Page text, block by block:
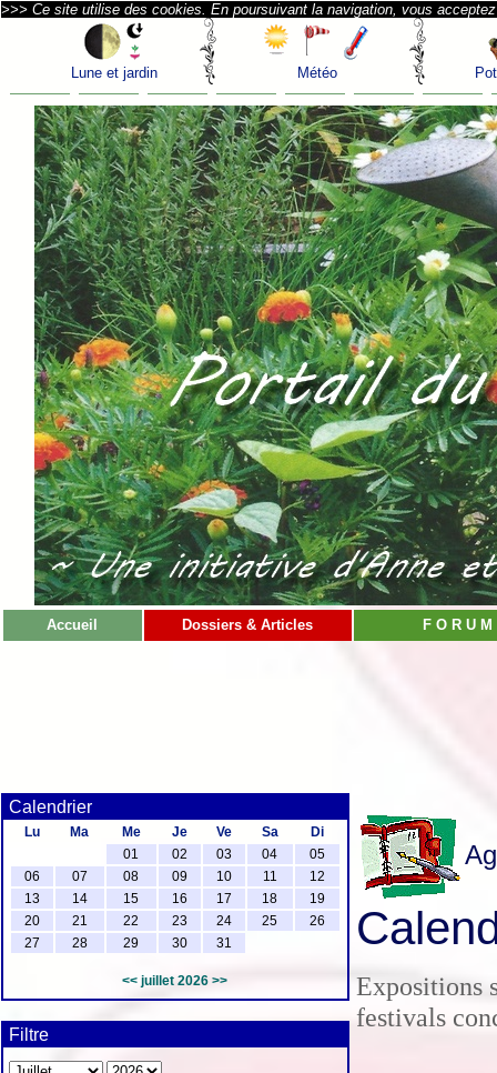
>>> Ce site utilise des cookies. En poursuivant la navigation, vous
Lune et jardin Météo
Accueil Dossiers & Articles F O R U M
Calendrier
Lu Ma Me Je Ve Sa
Di
01
02 03 04
05
06
07 08 09 10 11
12
13
14 15 16 17 18
19
20
21 22 23 24 25
26
27
28 29 30 31
<< juillet 2026 >>
Filtre
Expositions
festivals